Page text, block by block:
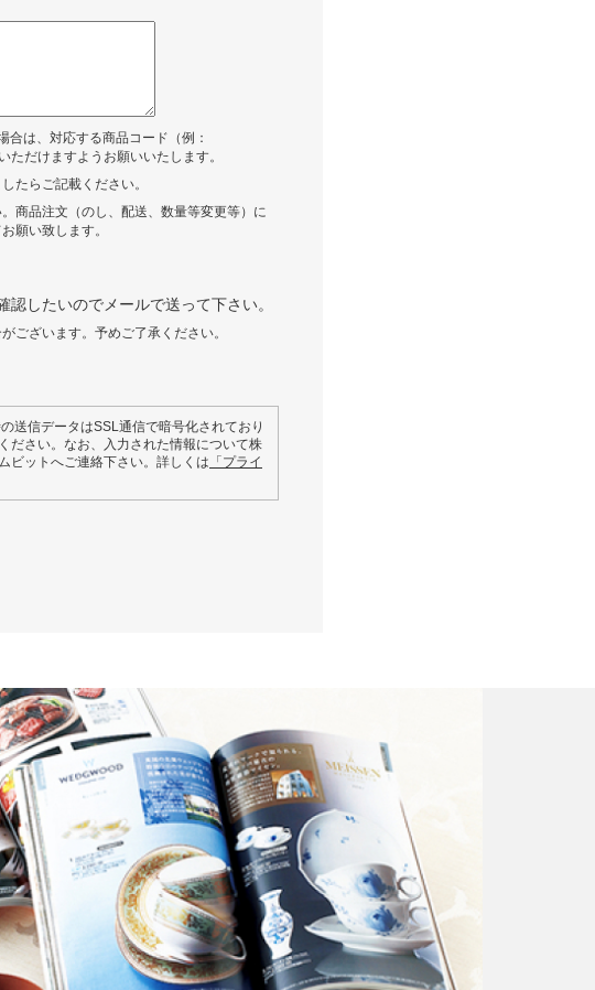
合は、対応する商品コード（例：
だけますようお願いいたします。
たらご記載ください。
商品注文（のし、配送、数量等変更等）に
願い致します。
認したいのでメールで送って下さい。
ございます。予めご了承ください。
送信データはSSL通信で暗号化されており
ださい。なお、入力された情報について株
ビットへご連絡下さい。詳しくは 「プライ